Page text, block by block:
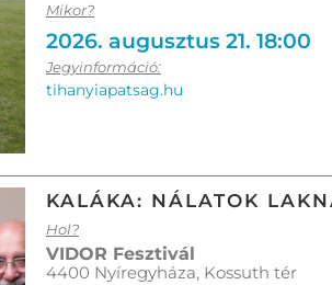
Mikor?
2026. augusztus 21. 18:00
Jegyinformáció:
tihanyiapatsag.hu
KALÁKA: NÁLATOK
Hol?
VIDOR Fesztivál
4400 Nyíregyháza, Kossuth tér